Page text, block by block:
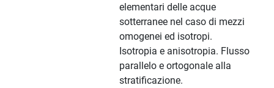
elementari delle acque
sotterranee nel caso di mezzi
omogenei ed isotropi.
Isotropia e anisotropia. Flusso
parallelo e ortogonale alla
stratificazione.